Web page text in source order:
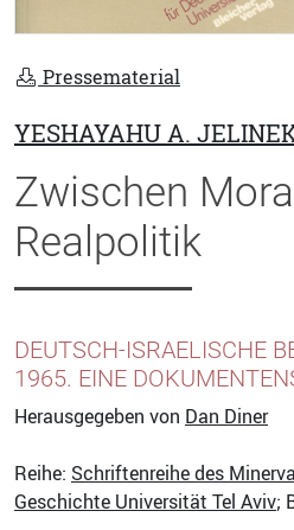
Pressematerial
YESHAYAHU A.
Zwischen
Realpolitik
DEUTSCH-ISRAELISCHE
1965. EINE
Herausgegeben von Dan Diner
Reihe: Schriftenreihe des
Geschichte Universität Tel Aviv;